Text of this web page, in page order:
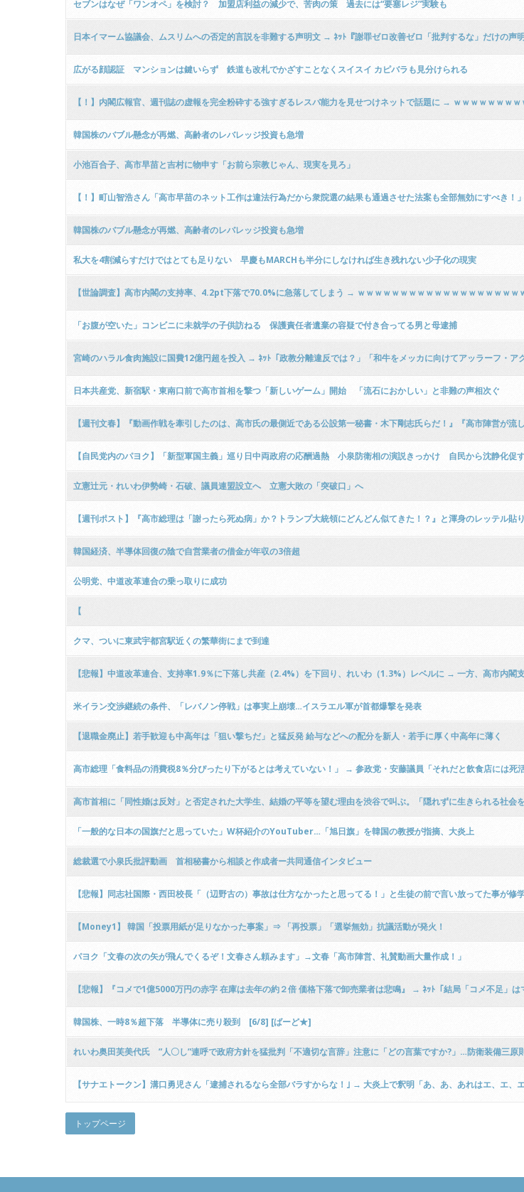
セブンはなぜ「ワンオペ」を検討？ 加盟店利益の減少で、苦肉の策 過去には“要塞レジ”実験も
日本イマーム協議会、ムスリムへの否定的言説を非難する声明文 → ﾈｯﾄ『謝罪ゼロ改善ゼロ「批判するな」だけの声
広がる顔認証 マンションは鍵いらず 鉄道も改札でかざすことなくスイスイ カピバラも見分けられる
【！】内閣広報官、週刊誌の虚報を完全粉砕する強すぎるレスバ能力を見せつけネットで話題に → ｗｗｗｗｗｗｗ
韓国株のバブル懸念が再燃、高齢者のレバレッジ投資も急増
小池百合子、高市早苗と吉村に物申す「お前ら宗教じゃん、現実を見ろ」
【！】町山智浩さん「高市早苗のネット工作は違法行為だから衆院選の結果も通過させた法案も全部無効にすべき！」
韓国株のバブル懸念が再燃、高齢者のレバレッジ投資も急増
私大を4割減らすだけではとても足りない 早慶もMARCHも半分にしなければ生き残れない少子化の現実
【世論調査】高市内閣の支持率、4.2pt下落で70.0%に急落してしまう → ｗｗｗｗｗｗｗｗｗｗｗｗｗｗｗｗｗｗｗ
「お腹が空いた」コンビニに未就学の子供訪ねる 保護責任者遺棄の容疑で付き合ってる男と母逮捕
宮崎のハラル食肉施設に国費12億円超を投入 → ﾈｯﾄ「政教分離違反では？」「和牛をメッカに向けてアッラーフ・ア
日本共産党、新宿駅・東南口前で高市首相を撃つ「新しいゲーム」開始 「流石におかしい」と非難の声相次ぐ
【週刊文春】『動画作戦を牽引したのは、高市氏の最側近である公設第一秘書・木下剛志氏らだ！』『高市陣営が流
【自民党内のパヨク】「新型軍国主義」巡り日中両政府の応酬過熱 小泉防衛相の演説きっかけ 自民から沈静化促
立憲辻元・れいわ伊勢崎・石破、議員連盟設立へ 立憲大敗の「突破口」へ
【週刊ポスト】『高市総理は「謝ったら死ぬ病」か？トランプ大統領にどんどん似てきた！？』と渾身のレッテル
韓国経済、半導体回復の陰で自営業者の借金が年収の3倍超
公明党、中道改革連合の乗っ取りに成功
【
クマ、ついに東武宇都宮駅近くの繁華街にまで到達
【悲報】中道改革連合、支持率1.9％に下落し共産（2.4%）を下回り、れいわ（1.3%）レベルに → 一方、高市内閣
ｗｗ
米イラン交渉継続の条件、「レバノン停戦」は事実上崩壊…イスラエル軍が首都爆撃を発表
【退職金廃止】若手歓迎も中高年は「狙い撃ちだ」と猛反発 給与などへの配分を新人・若手に厚く中高年に薄く
高市総理「食料品の消費税8％分ぴったり下がるとは考えていない！」 → 参政党・安藤議員「それだと飲食店には死
高市首相に「同性婚は反対」と否定された大学生、結婚の平等を望む理由を渋谷で叫ぶ。「隠れずに生きられる社会を
「一般的な日本の国旗だと思っていた」W杯紹介のYouTuber…「旭日旗」を韓国の教授が指摘、大炎上
総裁選で小泉氏批評動画 首相秘書から相談と作成者ー共同通信インタビュー
【悲報】同志社国際・西田校長「（辺野古の）事故は仕方なかったと思ってる！」と生徒の前で言い放ってた事が
【Money1】 韓国「投票用紙が足りなかった事案」⇒ 「再投票」「選挙無効」抗議活動が発火！
パヨク「文春の次の矢が飛んでくるぞ！文春さん頼みます」→文春「高市陣営、礼賛動画大量作成！」
【悲報】『コメで1億5000万円の赤字 在庫は去年の約２倍 価格下落で卸売業者は悲鳴』 → ﾈｯﾄ「結局「コメ不足」は
韓国株、一時8％超下落 半導体に売り殺到 [6/8] [ばーど★]
れいわ奥田芙美代氏 ”人〇し”連呼で政府方針を猛批判「不適切な言辞」注意に「どの言葉ですか?」…防衛装備三原
【サナエトークン】溝口勇児さん「逮捕されるなら全部バラすからな！｣ → 大炎上で釈明「あ、あ、あれはエ、エ、
トップページ